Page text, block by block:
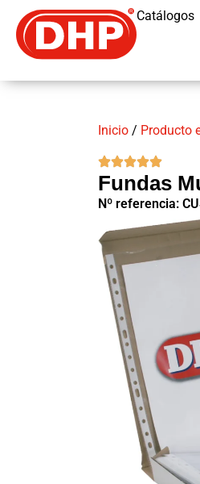
Catálogos
Inicio / Producto
Fundas
Nº referencia: